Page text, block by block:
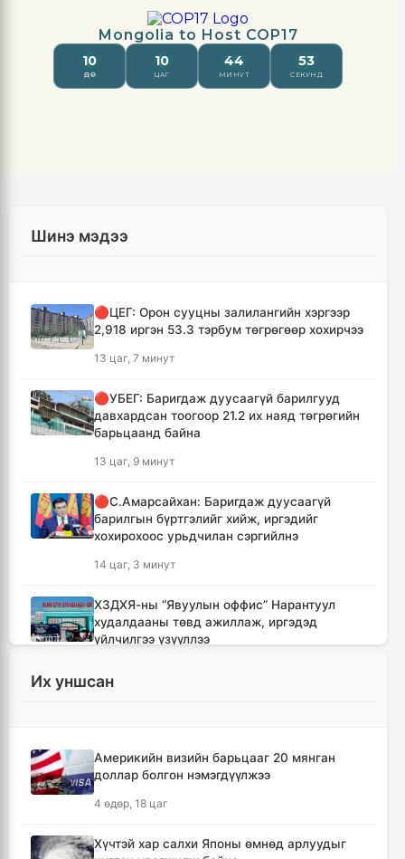
Шинэ мэдээ
🔴ЦЕГ: Орон сууцны залилангийн хэргээр
2,918 иргэн 53.3 тэрбум төгрөгөөр хохирчээ
13 цаг, 7 минут
🔴УБЕГ: Баригдаж дуусаагүй барилгууд
давхардсан тоогоор 21.2 их наяд төгрөгийн
барьцаанд байна
13 цаг, 9 минут
🔴С.Амарсайхан: Баригдаж дуусаагүй
барилгын бүртгэлийг хийж, иргэдийг
хохирохоос урьдчилан сэргийлнэ
14 цаг, 3 минут
ХЗДХЯ-ны “Явуулын оффис” Нарантуул
худалдааны төвд ажиллаж, иргэдэд
үйлчилгээ үзүүллээ
14 цаг, 36 минут
дамжуулалтын үеэр буудуулж амиа алджээ
15 цаг, 3 минут
Их уншсан
Америкийн визийн барьцааг 20 мянган
доллар болгон нэмэгдүүлжээ
4 өдөр, 18 цаг
Хүчтэй хар салхи Японы өмнөд арлуудыг